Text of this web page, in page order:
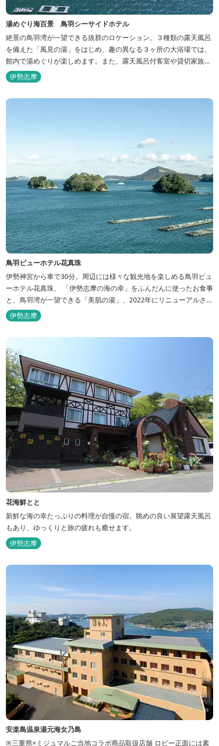
湯めぐり海百景 鳥羽シーサイドホテル
絶景の鳥羽湾が一望できる抜群のロケーション。３種類の露天風呂
を備えた「風見の湯」をはじめ、趣の異なる３ヶ所の大浴場では、
館内で湯めぐりが楽しめます。また、露天風呂付客室や貸切家族風
呂（有料）、足湯に湯上がり処などもございますので、湯浴みの一
日をお過ごしいただけます。 お料理についても、「詩季バイキン
グ」はオープンキッチンで出来立て料理を舌だけではなく目や耳で
伊勢志摩
鳥羽ビューホテル花真珠
伊勢神宮から車で30分。周辺には様々な観光地を楽しめる鳥羽ビュ
ーホテル花真珠。 「伊勢志摩の海の幸」をふんだんに使ったお食事
と、鳥羽湾が一望できる「美肌の湯」、2022年にリニューアルされ
た客室で、五感から体と心を癒やします。 【お部屋】 近年リニュ
ーアルした過ごしやすいお部屋で、親子3世代で楽しめるお部屋に
なっております。 全室オーシャンビューで雄大な鳥羽湾を一望で
き、日頃の疲...
伊勢志摩
花海鮮とと
新鮮な海の幸たっぷりの料理が自慢の宿。眺めの良い展望露天風呂
もあり、ゆっくりと旅の疲れも癒せます。
伊勢志摩
安楽島温泉湯元海女乃島
※三重県×ミジュマルご当地コラボ商品取扱店舗 ロビー正面には素